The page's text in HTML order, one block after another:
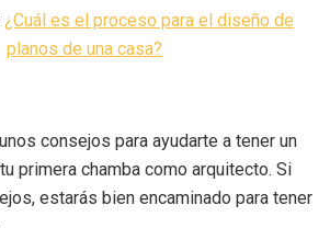
¿Cuál es el proceso para el diseño de
planos de una casa?
consejos para ayudarte a tener un
primera chamba como arquitecto. Si
estarás bien encaminado para tener